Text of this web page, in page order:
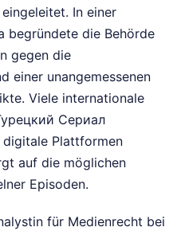
eingeleitet. In einer
begründete die Behörde
gegen die
einer unangemessenen
Viele internationale
Сериал
Plattformen
auf die möglichen
Episoden.
für Medienrecht bei